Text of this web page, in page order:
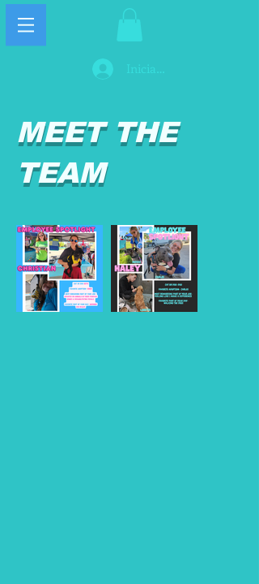
Iniciar sesión
MEET THE
TEAM